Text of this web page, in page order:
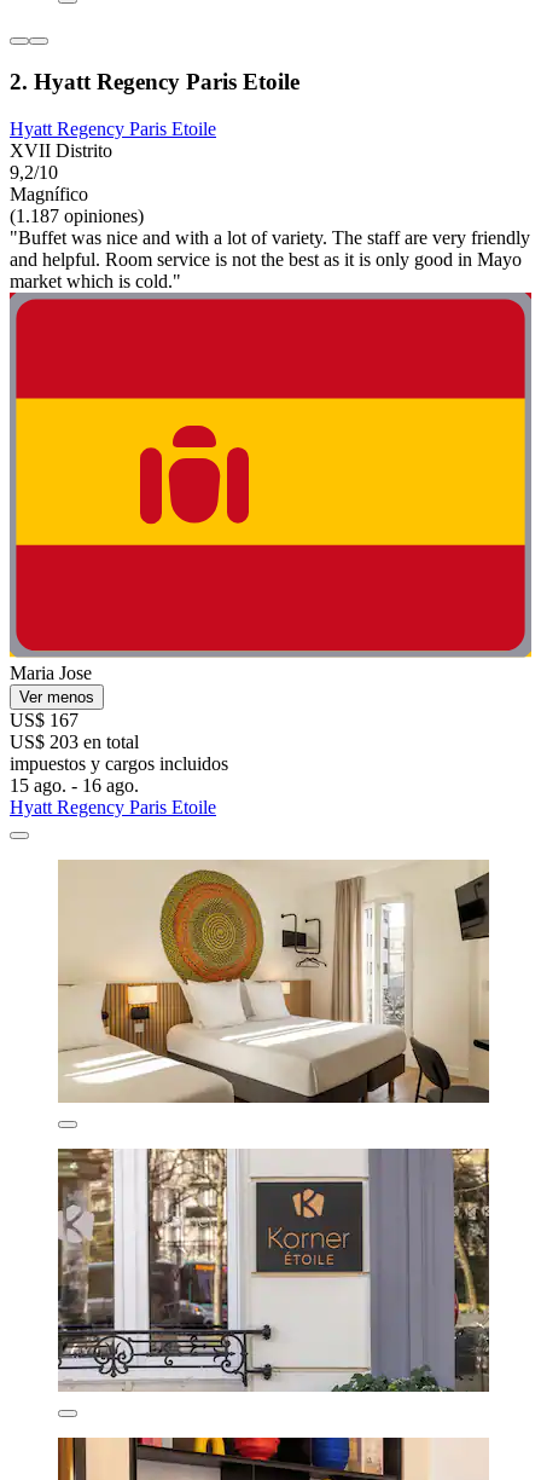
2. Hyatt Regency Paris Etoile
Hyatt Regency Paris Etoile
XVII Distrito
9,2/10
Magnífico
(1.187 opiniones)
"Buffet was nice and with a lot of variety. The staff are very friendly
and helpful. Room service is not the best as it is only good in Mayo
market which is cold."
Maria Jose
Ver menos
US$ 167
US$ 203 en total
impuestos y cargos incluidos
15 ago. - 16 ago.
Hyatt Regency Paris Etoile